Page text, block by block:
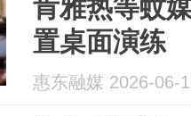
肯雅热等蚊
置桌面演练
惠东融媒 2026-06-